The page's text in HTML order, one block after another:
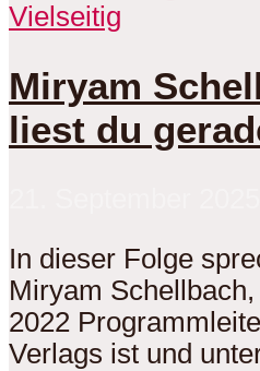
Vielseitig
Miryam
liest du
In dieser Folge
Miryam
2022
Verlags ist und